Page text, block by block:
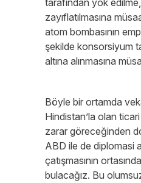
tarafından yok
zayıflatılmasına
atom bombasının
şekilde konsorsiyum
altına alınmasına
Böyle bir ortamda
Hindistan’la olan
zarar göreceğinden
ABD ile de diplomasi
çatışmasının
bulacağız. Bu